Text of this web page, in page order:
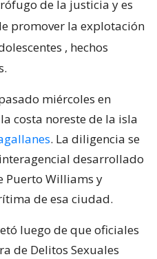
de la justicia y es
promover la explotación
, hechos
miércoles en
costa noreste de la isla
. La diligencia se
desarrollado
Puerto Williams y
de esa ciudad.
luego de que oficiales
de Delitos Sexuales